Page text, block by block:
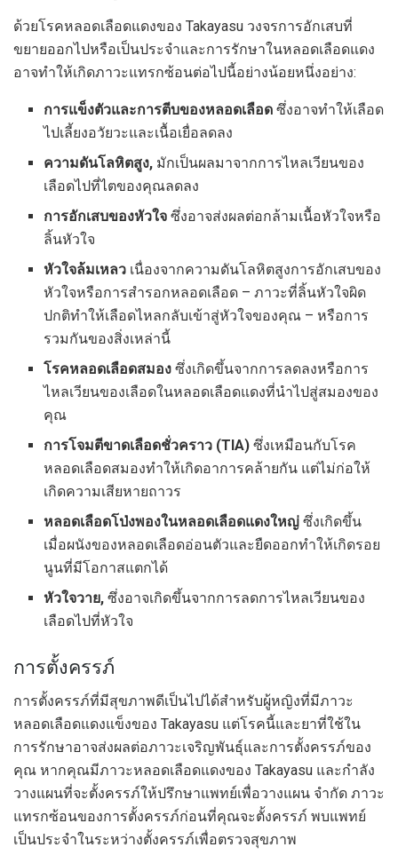
ด้วยโรคหลอดเลือดแดงของ Takayasu วงจรการอักเสบที่
ขยายออกไปหรือเป็นประจำและการรักษาในหลอดเลือดแดง
อาจทำให้เกิดภาวะแทรกซ้อนต่อไปนี้อย่างน้อยหนึ่งอย่าง:
การแข็งตัวและการตีบของหลอดเลือด ซึ่งอาจทำให้เลือด
ไปเลี้ยงอวัยวะและเนื้อเยื่อลดลง
ความดันโลหิตสูง, มักเป็นผลมาจากการไหลเวียนของ
เลือดไปที่ไตของคุณลดลง
การอักเสบของหัวใจ ซึ่งอาจส่งผลต่อกล้ามเนื้อหัวใจหรือ
ลิ้นหัวใจ
หัวใจล้มเหลว เนื่องจากความดันโลหิตสูงการอักเสบของ
หัวใจหรือการสำรอกหลอดเลือด – ภาวะที่ลิ้นหัวใจผิด
ปกติทำให้เลือดไหลกลับเข้าสู่หัวใจของคุณ – หรือการ
รวมกันของสิ่งเหล่านี้
โรคหลอดเลือดสมอง ซึ่งเกิดขึ้นจากการลดลงหรือการ
ไหลเวียนของเลือดในหลอดเลือดแดงที่นำไปสู่สมองของ
คุณ
การโจมตีขาดเลือดชั่วคราว (TIA) ซึ่งเหมือนกับโรค
หลอดเลือดสมองทำให้เกิดอาการคล้ายกัน แต่ไม่ก่อให้
เกิดความเสียหายถาวร
หลอดเลือดโป่งพองในหลอดเลือดแดงใหญ่ ซึ่งเกิดขึ้น
เมื่อผนังของหลอดเลือดอ่อนตัวและยืดออกทำให้เกิดรอย
นูนที่มีโอกาสแตกได้
หัวใจวาย, ซึ่งอาจเกิดขึ้นจากการลดการไหลเวียนของ
เลือดไปที่หัวใจ
การตั้งครรภ์
การตั้งครรภ์ที่มีสุขภาพดีเป็นไปได้สำหรับผู้หญิงที่มีภาวะ
หลอดเลือดแดงแข็งของ Takayasu แต่โรคนี้และยาที่ใช้ใน
การรักษาอาจส่งผลต่อภาวะเจริญพันธุ์และการตั้งครรภ์ของ
คุณ หากคุณมีภาวะหลอดเลือดแดงของ Takayasu และกำลัง
วางแผนที่จะตั้งครรภ์ให้ปรึกษาแพทย์เพื่อวางแผน จำกัด ภาวะ
แทรกซ้อนของการตั้งครรภ์ก่อนที่คุณจะตั้งครรภ์ พบแพทย์
เป็นประจำในระหว่างตั้งครรภ์เพื่อตรวจสุขภาพ